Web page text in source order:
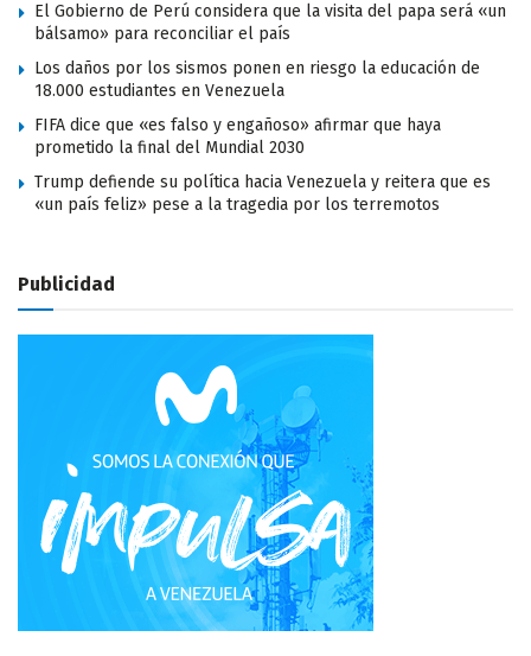
El Gobierno de Perú considera que la visita del papa será «un
bálsamo» para reconciliar el país
Los daños por los sismos ponen en riesgo la educación de
18.000 estudiantes en Venezuela
FIFA dice que «es falso y engañoso» afirmar que haya
prometido la final del Mundial 2030
Trump defiende su política hacia Venezuela y reitera que es
«un país feliz» pese a la tragedia por los terremotos
Publicidad